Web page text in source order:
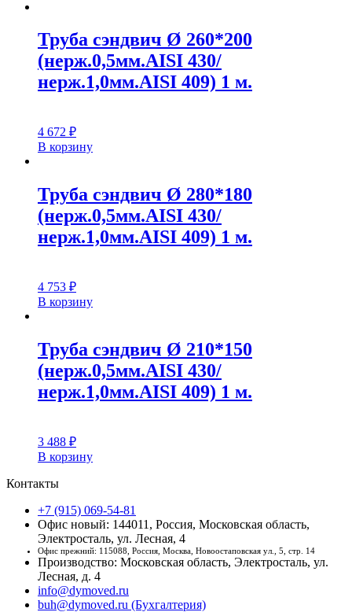
Труба сэндвич Ø 260*200
(нерж.0,5мм.AISI 430/
нерж.1,0мм.AISI 409) 1 м.
4 672 ₽
В корзину
Труба сэндвич Ø 280*180
(нерж.0,5мм.AISI 430/
нерж.1,0мм.AISI 409) 1 м.
4 753 ₽
В корзину
Труба сэндвич Ø 210*150
(нерж.0,5мм.AISI 430/
нерж.1,0мм.AISI 409) 1 м.
3 488 ₽
В корзину
Контакты
+7 (915) 069-54-81
Офис новый: 144011, Россия, Московская область,
Электросталь, ул. Лесная, 4
Офис прежний: 115088, Россия, Москва, Новоостаповская ул., 5, стр. 14
Производство: Московская область, Электросталь, ул.
Лесная, д. 4
info@dymoved.ru
buh@dymoved.ru (Бухгалтерия)